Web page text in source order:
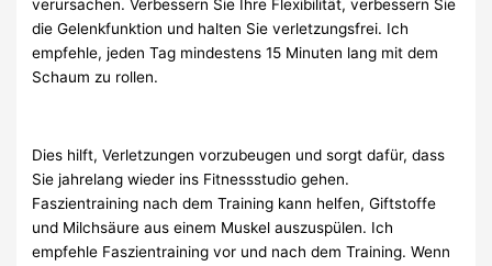
verursachen. Verbessern Sie Ihre Flexibilität, verbessern Sie
die Gelenkfunktion und halten Sie verletzungsfrei. Ich
empfehle, jeden Tag mindestens 15 Minuten lang mit dem
Schaum zu rollen.
Dies hilft, Verletzungen vorzubeugen und sorgt dafür, dass
Sie jahrelang wieder ins Fitnessstudio gehen.
Faszientraining nach dem Training kann helfen, Giftstoffe
und Milchsäure aus einem Muskel auszuspülen. Ich
empfehle Faszientraining vor und nach dem Training. Wenn